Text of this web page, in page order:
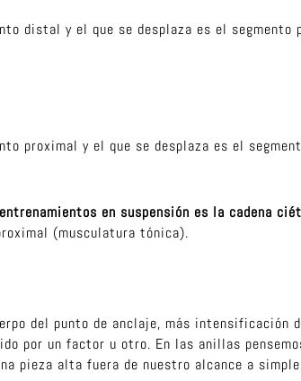
distal y el que se desplaza es el segmento
proximal y el que se desplaza es el
en suspensión es la cadena
(musculatura tónica).
del punto de anclaje, más intensificación
por un factor u otro. En las anillas
pieza alta fuera de nuestro alcance a